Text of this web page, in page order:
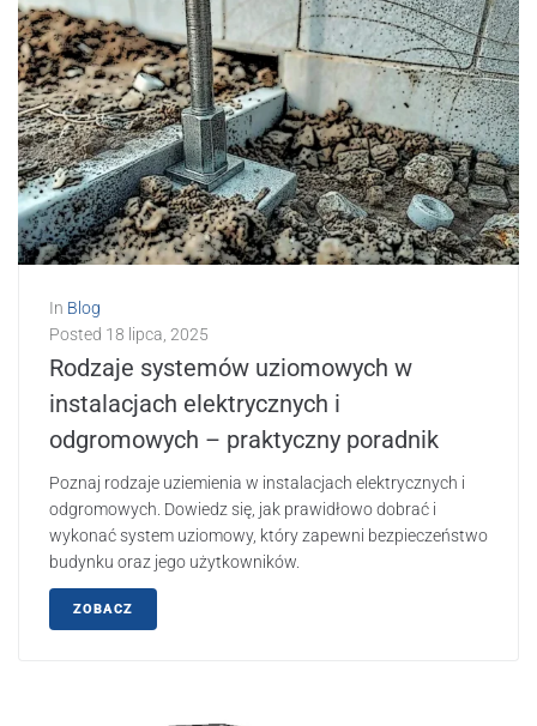
In Blog
Posted 18 lipca, 2025
Rodzaje systemów uziomowych w
instalacjach elektrycznych i
odgromowych – praktyczny poradnik
Poznaj rodzaje uziemienia w instalacjach elektrycznych i
odgromowych. Dowiedz się, jak prawidłowo dobrać i
wykonać system uziomowy, który zapewni bezpieczeństwo
budynku oraz jego użytkowników.
ZOBACZ